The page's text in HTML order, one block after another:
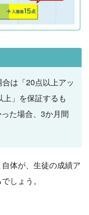
は「20点以上アッ
」を保証するも
た場合、3か月間
体が、生徒の成績ア
しょう。